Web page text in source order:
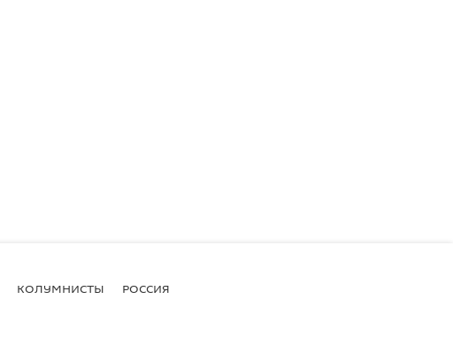
КОЛУМНИСТЫ РОССИЯ